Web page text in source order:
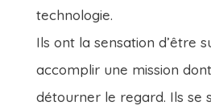
technologie.
Ils ont la sensation d’être
accomplir une mission
détourner le regard. Ils se